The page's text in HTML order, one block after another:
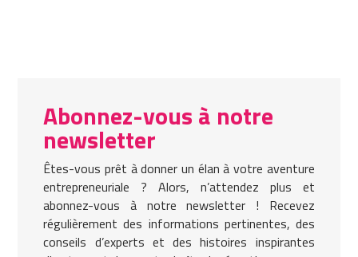
Abonnez-vous à notre
newsletter
Êtes-vous prêt à donner un élan à votre aventure
entrepreneuriale ? Alors, n’attendez plus et
abonnez-vous à notre newsletter ! Recevez
régulièrement des informations pertinentes, des
conseils d’experts et des histoires inspirantes